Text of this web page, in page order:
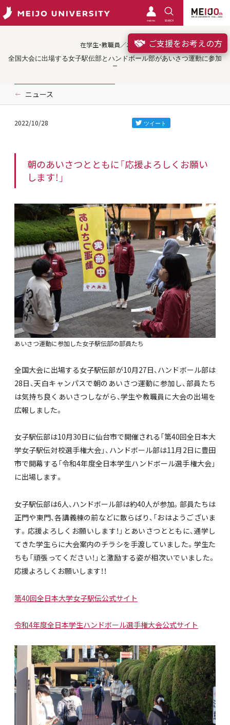
meimo SEARCH
ご支援をお考えの方
在学生・教職員／ニュース
全国大会に出場する女子駅伝部とハンドボール部があいさつ運動に参加
ニュース
2022/10/28
朝のあいさつとともに「応援よろしくお願い
します！」
あいさつ運動に参加した女子駅伝部の部員たち
全国大会に出場する女子駅伝部が10月27日、ハンドボール部は
28日、天白キャンパスで朝のあいさつ運動に参加し、部員たち
は気持ち良くあいさつしながら、学生や教職員に大会の出場を
広報しました。
女子駅伝部は10月30日に仙台市で開催される「第40回全日本大
学女子駅伝対校選手権大会」、ハンドボール部は11月2日に豊田
市で開幕する「令和4年度全日本学生ハンドボール選手権大会」
に出場します。
女子駅伝部は6人、ハンドボール部は約40人が参加。部員たちは
正門や東門、各講義棟の前などに散らばり、「おはようございま
す。応援よろしくお願いします！」とあいさつとともに、通学し
てきた学生らに大会案内のチラシを手渡していました。学生た
ちも「頑張ってください！」と激励する姿が相次いでいました。
応援よろしくお願いします！！
第40回全日本大学女子駅伝公式サイト
令和4年度全日本学生ハンドボール選手権大会公式サイト